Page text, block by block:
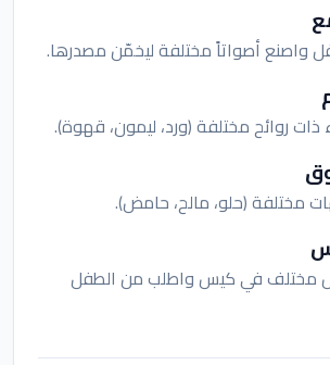
واصنع أصواتاً مختلفة ليخمّن مصدرها.
روائح مختلفة (ورد، ليمون، قهوة).
مختلفة (حلو، مالح، حامض).
مختلف في كيس واطلب من الطفل